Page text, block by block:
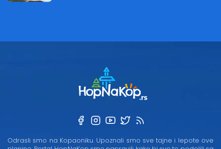
Odrasli smo na Kopaoniku. Upoznali smo sve tajne i lepote ove